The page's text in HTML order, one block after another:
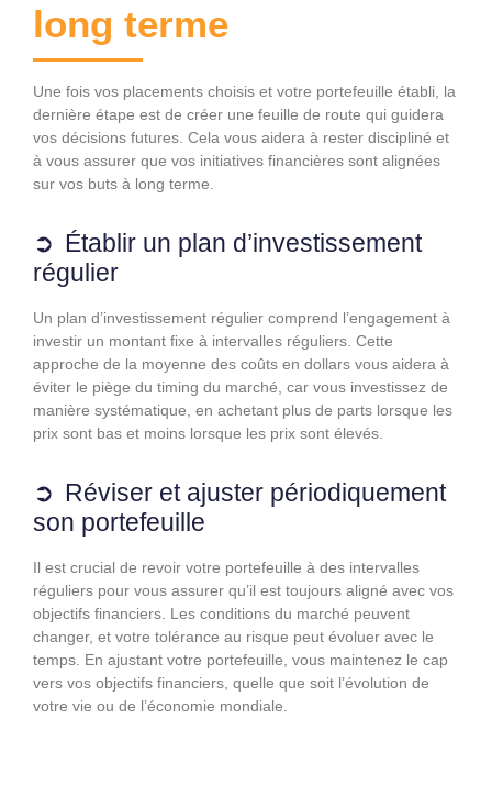
long terme
Une fois vos placements choisis et votre portefeuille établi, la
dernière étape est de créer une feuille de route qui guidera
vos décisions futures. Cela vous aidera à rester discipliné et
à vous assurer que vos initiatives financières sont alignées
sur vos buts à long terme.
Établir un plan d’investissement
régulier
Un plan d’investissement régulier comprend l’engagement à
investir un montant fixe à intervalles réguliers. Cette
approche de la moyenne des coûts en dollars vous aidera à
éviter le piège du timing du marché, car vous investissez de
manière systématique, en achetant plus de parts lorsque les
prix sont bas et moins lorsque les prix sont élevés.
Réviser et ajuster périodiquement
son portefeuille
Il est crucial de revoir votre portefeuille à des intervalles
réguliers pour vous assurer qu’il est toujours aligné avec vos
objectifs financiers. Les conditions du marché peuvent
changer, et votre tolérance au risque peut évoluer avec le
temps. En ajustant votre portefeuille, vous maintenez le cap
vers vos objectifs financiers, quelle que soit l’évolution de
votre vie ou de l’économie mondiale.